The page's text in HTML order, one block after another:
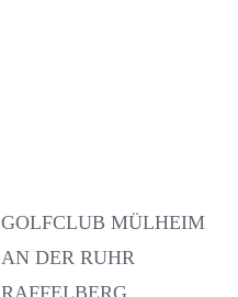
GOLFCLUB MÜLHEIM
AN DER RUHR
RAFFELBERG